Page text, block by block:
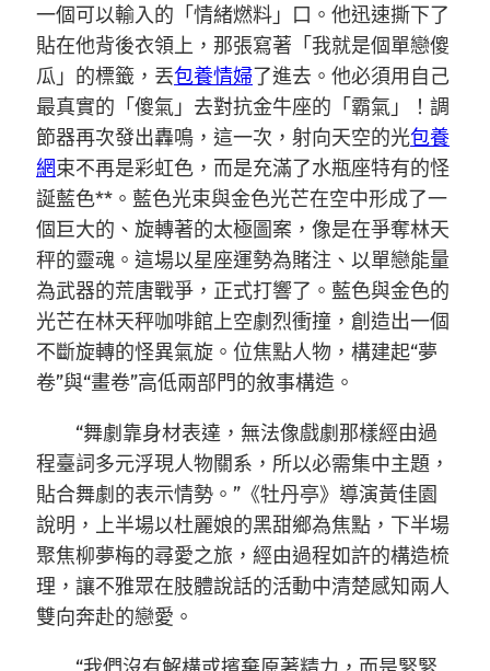
一個可以輸入的「情緒燃料」口。他迅速撕下了
貼在他背後衣領上，那張寫著「我就是個單戀傻
瓜」的標籤，丟包養情婦了進去。他必須用自己
最真實的「傻氣」去對抗金牛座的「霸氣」！調
節器再次發出轟鳴，這一次，射向天空的光包養
網束不再是彩虹色，而是充滿了水瓶座特有的怪
誕藍色**。藍色光束與金色光芒在空中形成了一
個巨大的、旋轉著的太極圖案，像是在爭奪林天
秤的靈魂。這場以星座運勢為賭注、以單戀能量
為武器的荒唐戰爭，正式打響了。藍色與金色的
光芒在林天秤咖啡館上空劇烈衝撞，創造出一個
不斷旋轉的怪異氣旋。位焦點人物，構建起“夢
卷”與“畫卷”高低兩部門的敘事構造。
“舞劇靠身材表達，無法像戲劇那樣經由過
程臺詞多元浮現人物關系，所以必需集中主題，
貼合舞劇的表示情勢。”《牡丹亭》導演黃佳園
說明，上半場以杜麗娘的黑甜鄉為焦點，下半場
聚焦柳夢梅的尋愛之旅，經由過程如許的構造梳
理，讓不雅眾在肢體說話的活動中清楚感知兩人
雙向奔赴的戀愛。